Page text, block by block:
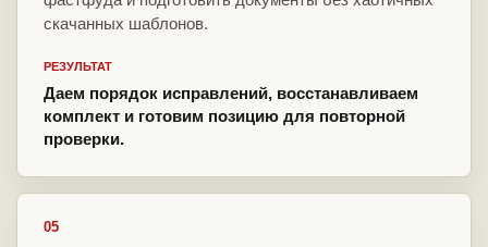
скачанных шаблонов.
РЕЗУЛЬТАТ
Даем порядок исправлений, восстанавливаем
комплект и готовим позицию для повторной
проверки.
05